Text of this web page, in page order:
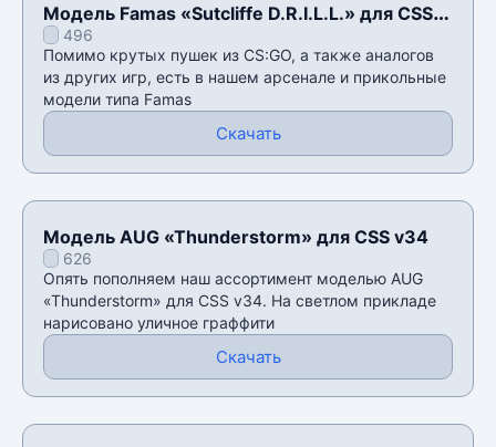
Модель Famas «Sutcliffe D.R.I.L.L.» для CSS
v34496
Помимо крутых пушек из CS:GO, а также аналогов
из других игр, есть в нашем арсенале и прикольные
модели типа Famas
Скачать
Модель AUG «Thunderstorm» для CSS v34
626
Опять пополняем наш ассортимент моделью AUG
«Thunderstorm» для CSS v34. На светлом прикладе
нарисовано уличное граффити
Скачать